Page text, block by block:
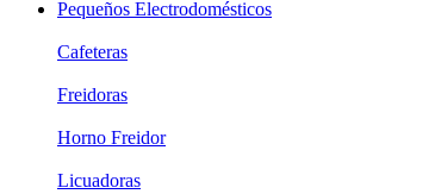
Pequeños Electrodomésticos
Cafeteras
Freidoras
Horno Freidor
Licuadoras